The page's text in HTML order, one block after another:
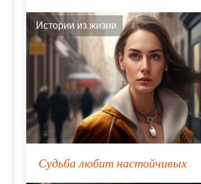
Истории из жизни
Судьба любит настойчивых